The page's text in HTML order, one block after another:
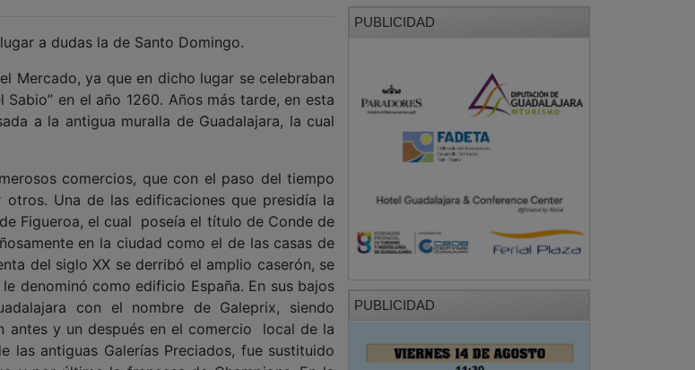
a la antigua muralla de Guadalajara, la cual
comercios, que con el paso del tiempo
Una de las edificaciones que presidía la
Figueroa, el cual poseía el título de Conde de
en la ciudad como el de las casas de
del siglo XX se derribó el amplio caserón, se
denominó como edificio España. En sus bajos
con el nombre de Galeprix, siendo
antes y un después en el comercio local de la
las antiguas Galerías Preciados, fue sustituido
y por último la francesa de Champions. En la
de la empresa constructora Neinor Homes.
PUBLICIDAD